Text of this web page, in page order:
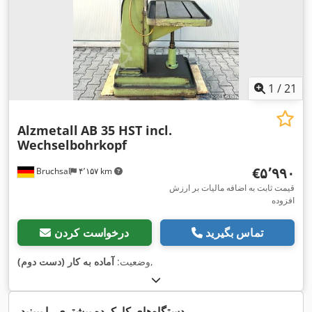
1 /21
Bruchsal ۴٬۱۵۷ km
Alzmetall AB 35 HST incl.
Wechselbohrkopf
‎€۵٬۹۹۰
قیمت ثابت به اضافه مالیات بر ارزش
افزوده
درخواست کردن تماس بگیرید
وضعیت: آماده به کار (دست دوم) ,